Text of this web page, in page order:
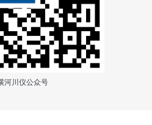
河川仪公众号